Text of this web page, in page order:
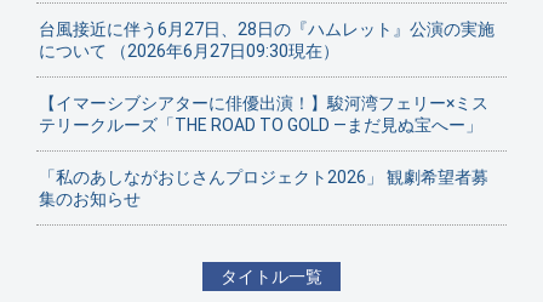
台風接近に伴う6月27日、28日の『ハムレット』公演の実施
について （2026年6月27日09:30現在）
【イマーシブシアターに俳優出演！】駿河湾フェリー×ミス
テリークルーズ「THE ROAD TO GOLD ―まだ見ぬ宝へー」
「私のあしながおじさんプロジェクト2026」 観劇希望者募
集のお知らせ
タイトル一覧